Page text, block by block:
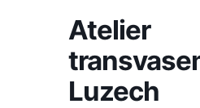
Atelier
Luzech